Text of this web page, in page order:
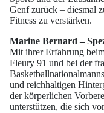
Genf zurück – diesmal
Fitness zu verstärken.
Marine Bernard –
Mit ihrer Erfahrung
Fleury 91 und bei der
und reichhaltigen
der körperlichen
unterstützen, die sich